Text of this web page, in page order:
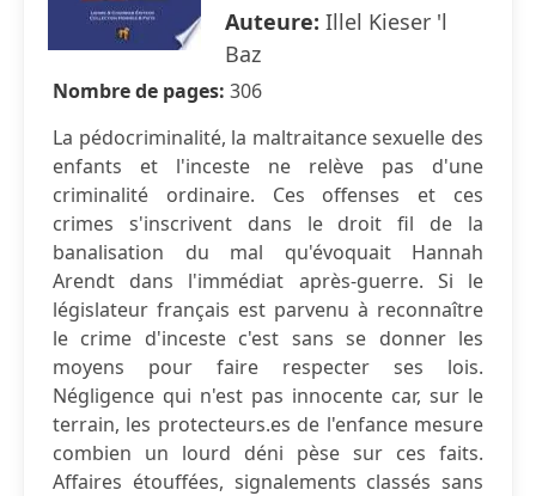
Auteure: Illel Kieser 'l
Baz
Nombre de pages: 306
La pédocriminalité, la maltraitance sexuelle des
enfants et l'inceste ne relève pas d'une
criminalité ordinaire. Ces offenses et ces
crimes s'inscrivent dans le droit fil de la
banalisation du mal qu'évoquait Hannah
Arendt dans l'immédiat après-guerre. Si le
législateur français est parvenu à reconnaître
le crime d'inceste c'est sans se donner les
moyens pour faire respecter ses lois.
Négligence qui n'est pas innocente car, sur le
terrain, les protecteurs.es de l'enfance mesure
combien un lourd déni pèse sur ces faits.
Affaires étouffées, signalements classés sans